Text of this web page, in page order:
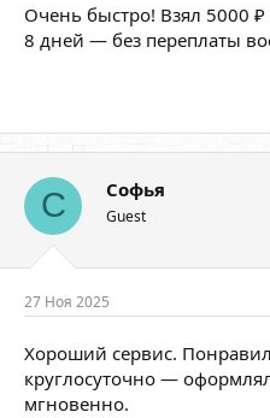
Очень быстро! Взял 5000
8 дней — без переплаты
С Софья
Guest
27 Ноя 2025
Хороший сервис.
круглосуточно —
мгновенно.